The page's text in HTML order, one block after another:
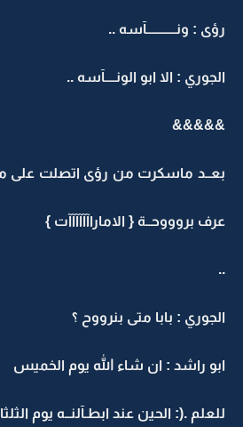
رؤى : ونـــــــــــآسه ..
الجوري : الا ابو الونــــآسه ..
&&&&&
بعــد ماسكرت من رؤى اتصلت على
عرف بروووحــة { الاماراآآآآآآت }
..
الجوري : بابا متى بنرووح ؟
ابو راشد : ان شاء الله يوم الخميس
للعلم .(: الحين عند ابطـآلنــه يوم